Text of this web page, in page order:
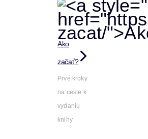
Ako
začať?
Prvé kroky
na ceste k
vydaniu
knihy